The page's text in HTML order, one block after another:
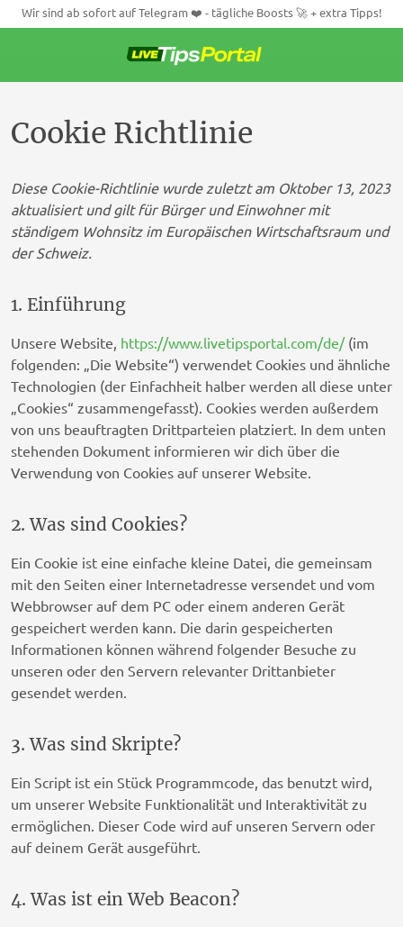
Wir sind ab sofort auf Telegram ❤️ - tägliche Boosts 🚀 + extra Tipps!
Inhalt
Cookie Richtlinie
Diese Cookie-Richtlinie wurde zuletzt am Oktober 13, 2023
aktualisiert und gilt für Bürger und Einwohner mit
ständigem Wohnsitz im Europäischen Wirtschaftsraum und
der Schweiz.
1. Einführung
Unsere Website, https://www.livetipsportal.com/de/(im
folgenden: „Die Website“) verwendet Cookies und ähnliche
Technologien (der Einfachheit halber werden all diese unter
„Cookies“ zusammengefasst). Cookies werden außerdem
von uns beauftragten Drittparteien platziert. In dem unten
stehenden Dokument informieren wir dich über die
Verwendung von Cookies auf unserer Website.
2. Was sind Cookies?
Ein Cookie ist eine einfache kleine Datei, die gemeinsam
mit den Seiten einer Internetadresse versendet und vom
Webbrowser auf dem PC oder einem anderen Gerät
gespeichert werden kann. Die darin gespeicherten
Informationen können während folgender Besuche zu
unseren oder den Servern relevanter Drittanbieter
gesendet werden.
3. Was sind Skripte?
Ein Script ist ein Stück Programmcode, das benutzt wird,
um unserer Website Funktionalität und Interaktivität zu
ermöglichen. Dieser Code wird auf unseren Servern oder
auf deinem Gerät ausgeführt.
4. Was ist ein Web Beacon?